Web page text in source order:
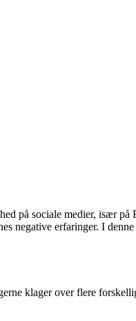
på sociale medier, især på
negative erfaringer. I
klager over flere